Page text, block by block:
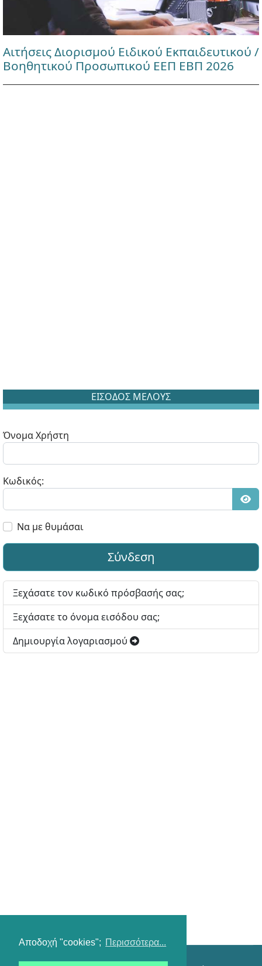
Αποδοχή "cookies"; Περισσότερα...
Αιτήσεις Διορισμού Ειδικού Εκπαιδευτικού /
Βοηθητικού Προσωπικού ΕΕΠ ΕΒΠ 2026
ΕΙΣΟΔΟΣ ΜΕΛΟΥΣ
Όνομα Χρήστη
Κωδικός:
Να με θυμάσαι
Σύνδεση
Ξεχάσατε τον κωδικό πρόσβασής σας;
Ξεχάσατε το όνομα εισόδου σας;
Δημιουργία λογαριασμού